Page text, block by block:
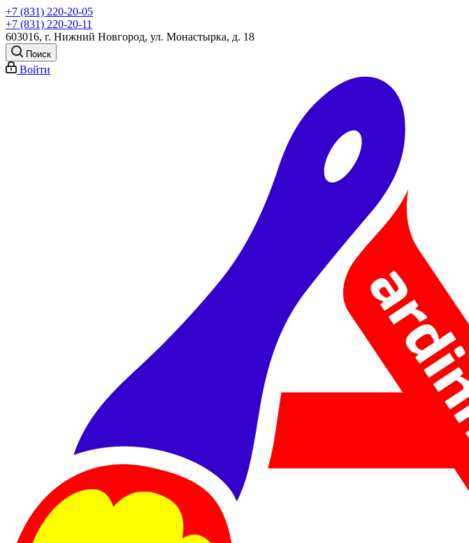
+7 (831) 220-20-05
+7 (831) 220-20-11
603016, г. Нижний Новгород, ул. Монастырка, д. 18
Поиск
Войти